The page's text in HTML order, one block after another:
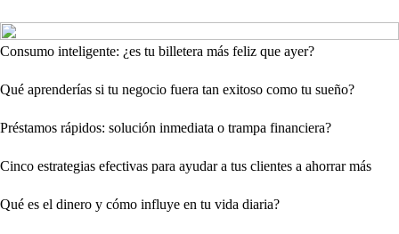
Consumo inteligente: ¿es tu billetera más feliz que ayer?
Qué aprenderías si tu negocio fuera tan exitoso como tu sueño?
Préstamos rápidos: solución inmediata o trampa financiera?
Cinco estrategias efectivas para ayudar a tus clientes a ahorrar más
Qué es el dinero y cómo influye en tu vida diaria?